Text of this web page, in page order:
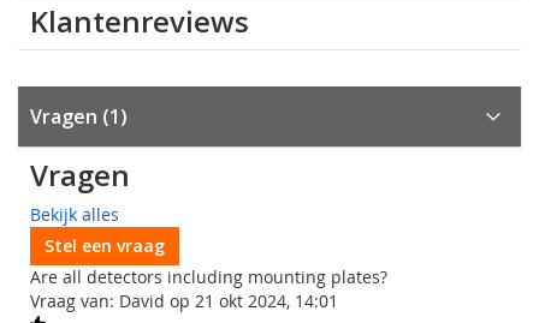
Klantenreviews
Vragen 1
Vragen
Bekijk alles
Stel een vraag
Are all detectors including mounting plates?
Vraag van: David op 21 okt 2024, 14:01